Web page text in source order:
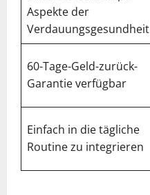
Aspekte der
Verdauungsgesundheit
60-Tage-Geld-zurück-
Garantie verfügbar
Einfach in die tägliche
Routine zu integrieren